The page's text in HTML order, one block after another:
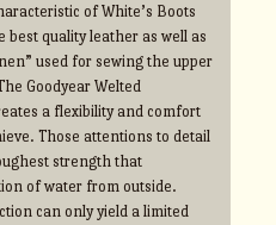
of White’s Boots
best quality leather as well as
used for sewing the upper
Goodyear Welted
a flexibility and comfort
Those attentions to detail
strength that
of water from outside.
can only yield a limited